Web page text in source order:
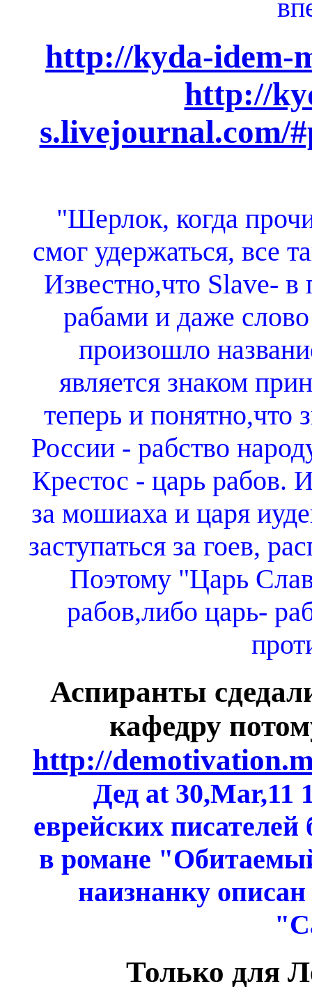
http://kyda-idem-
http://
s.livejournal.com/
"Шерлок, когда
смог удержаться, все
Известно,что Slave-
рабами и даже
произошло
является знаком
теперь и понятно,что
России - рабство
Крестос - царь рабов.
за мошиаха и царя
заступаться за гоев,
Поэтому "Царь
рабов,либо царь-
Аспиранты
кафедру
http://
Дед at 30,Mar,11
еврейских
в романе
наизнанку
Только для